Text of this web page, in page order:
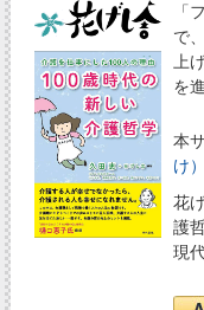
「
で
上
を
本
け）
花
護
現